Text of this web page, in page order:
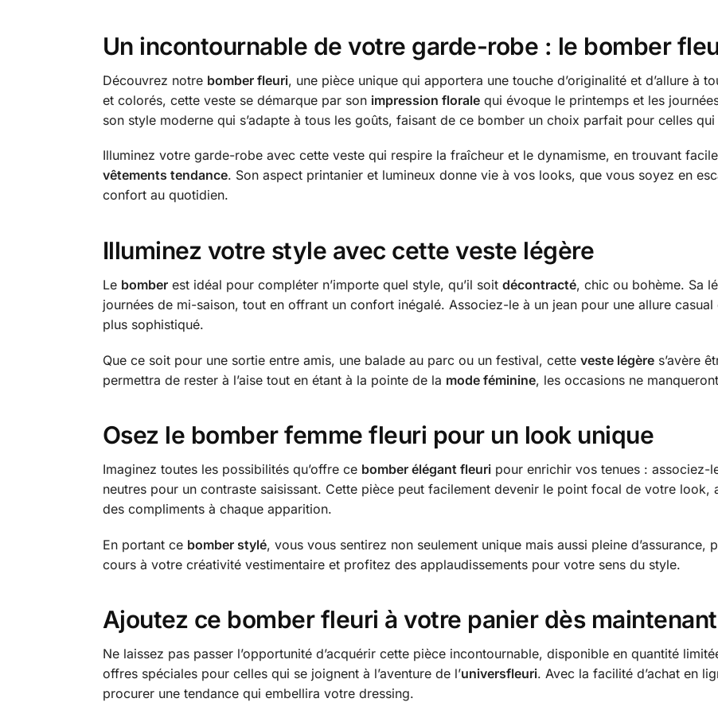
Un incontournable de votre garde-robe : le bomber
Découvrez notre bomber fleuri, une pièce unique qui apportera une touche d’originalité et d’allure à
et colorés, cette veste se démarque par son impression floralequi évoque le printemps et les
son style moderne qui s’adapte à tous les goûts, faisant de ce bomber un choix parfait pour celles
Illuminez votre garde-robe avec cette veste qui respire la fraîcheur et le dynamisme, en trouvant
vêtements tendance. Son aspect printanier et lumineux donne vie à vos looks, que vous soyez en
confort au quotidien.
Illuminez votre style avec cette veste légère
Le bomberest idéal pour compléter n’importe quel style, qu’il soit décontracté, chic ou bohème. Sa
journées de mi-saison, tout en offrant un confort inégalé. Associez-le à un jean pour une allure
plus sophistiqué.
Que ce soit pour une sortie entre amis, une balade au parc ou un festival, cette veste légères’avère
permettra de rester à l’aise tout en étant à la pointe de la mode féminine, les occasions ne
Osez le bomber femme fleuri pour un look unique
Imaginez toutes les possibilités qu’offre ce bomber élégant fleuripour enrichir vos tenues : associez-
neutres pour un contraste saisissant. Cette pièce peut facilement devenir le point focal de votre look,
des compliments à chaque apparition.
En portant ce bomber stylé, vous vous sentirez non seulement unique mais aussi pleine
cours à votre créativité vestimentaire et profitez des applaudissements pour votre sens du style.
Ajoutez ce bomber fleuri à votre panier dès maintenant
Ne laissez pas passer l’opportunité d’acquérir cette pièce incontournable, disponible en quantité
offres spéciales pour celles qui se joignent à l’aventure de l’universfleuri. Avec la facilité d’achat en
procurer une tendance qui embellira votre dressing.